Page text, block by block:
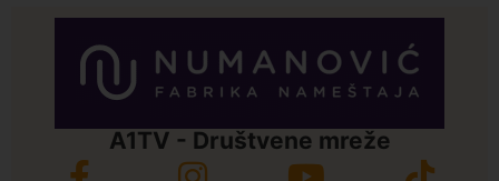
A1TV - Društvene mreže